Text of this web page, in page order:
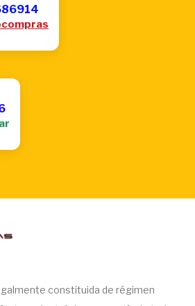
constituida de régimen